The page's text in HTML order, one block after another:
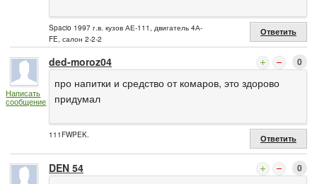
Spacio 1997 г.в. кузов АЕ-111, двигатель 4А-
FE, салон 2-2-2
Ответить
Написать
сообщение
ded-moroz04 0
про напитки и средство от комаров, это здорово
придумал
111FWPEK. Ответить
DEN 54 0